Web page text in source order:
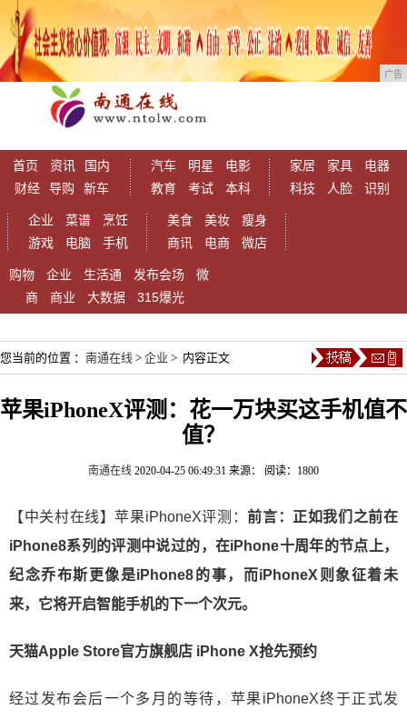
广告
首页 资讯
国内
财经
导购 新车
汽车 明星
电影
教育
考试 本科
家居 家具
电器
科技
人脸 识别
企业 菜谱
烹饪
游戏
电脑 手机
美食 美妆
瘦身
商讯
电商 微店
购物 企业 生活通 发布会场
微
商
商业 大数据 315爆光
您当前的位置 ： 南通在线 > 企业 > 内容正文
苹果iPhoneX评测：花一万块买这手机值不
值？
南通在线 2020-04-25 06:49:31 来源： 阅读：1800
【中关村在线】苹果iPhoneX评测：前言：正如我们之前在
iPhone8系列的评测中说过的，在iPhone十周年的节点上，
纪念乔布斯更像是iPhone8的事，而iPhoneX则象征着未
来，它将开启智能手机的下一个次元。
天猫Apple Store官方旗舰店 iPhone X抢先预约
经过发布会后一个多月的等待，苹果iPhoneX终于正式发